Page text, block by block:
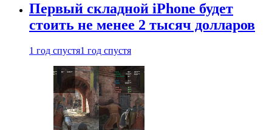
Первый складной iPhone будет
стоить не менее 2 тысяч долларов
1 год спустя1 год спустя